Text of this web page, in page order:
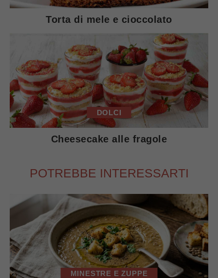
Torta di mele e cioccolato
DOLCI
Cheesecake alle fragole
POTREBBE INTERESSARTI
MINESTRE E ZUPPE